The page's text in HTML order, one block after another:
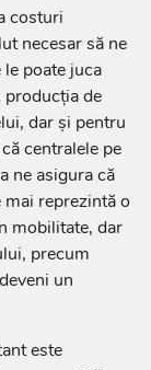
costuri
necesar să ne
poate juca
de
dar și pentru
centralele pe
ne asigura că
reprezintă o
mobilitate, dar
precum
un
este